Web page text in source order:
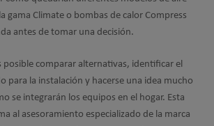
gama Climate o bombas de calor Compress
antes de tomar una decisión.
posible comparar alternativas, identificar el
para la instalación y hacerse una idea mucho
se integrarán los equipos en el hogar. Esta
al asesoramiento especializado de la marca